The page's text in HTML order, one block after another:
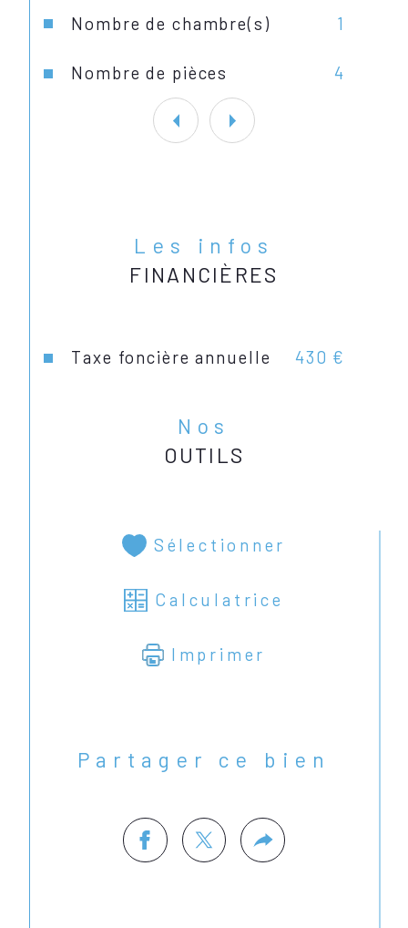
Nombre de chambre(s) 1
Nombre de pièces 4
Les infos
FINANCIÈRES
Taxe foncière annuelle 430 €
Nos
OUTILS
Sélectionner
Calculatrice
Imprimer
Partager ce bien